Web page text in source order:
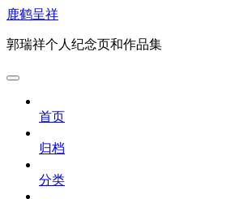
鹿鹤呈祥
郭瑞祥个人纪念页和作品集
首页
归档
分类